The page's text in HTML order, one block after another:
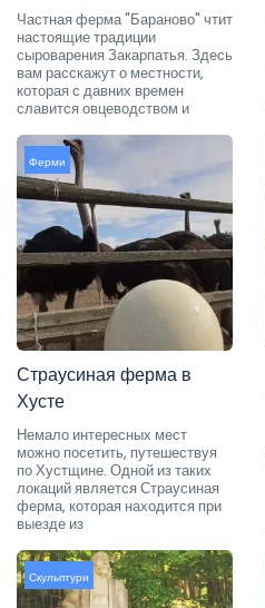
Частная ферма "Бараново" чтит
настоящие традиции
сыроварения Закарпатья. Здесь
вам расскажут о местности,
которая с давних времен
славится овцеводством и
Ферми
Страусиная ферма в
Хусте
Немало интересных мест
можно посетить, путешествуя
по Хустщине. Одной из таких
локаций является Страусиная
ферма, которая находится при
выезде из
Скульптури